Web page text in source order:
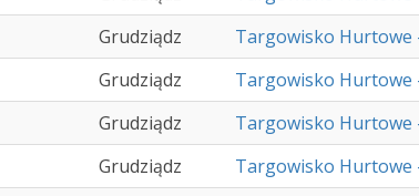
Grudziądz Targowisko Hurtowe
Grudziądz Targowisko Hurtowe
Grudziądz Targowisko Hurtowe
Grudziądz Targowisko Hurtowe